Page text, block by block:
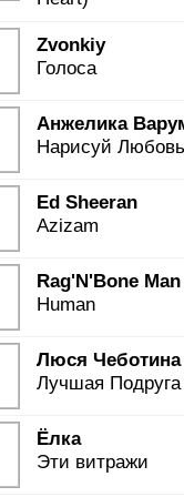
Zvonkiy
Голоса
Анжелика
Нарисуй
Ed Sheeran
Azizam
Rag'N'Bone Man
Human
Люся Чеботина
Лучшая Подруга
Ёлка
Эти витражи